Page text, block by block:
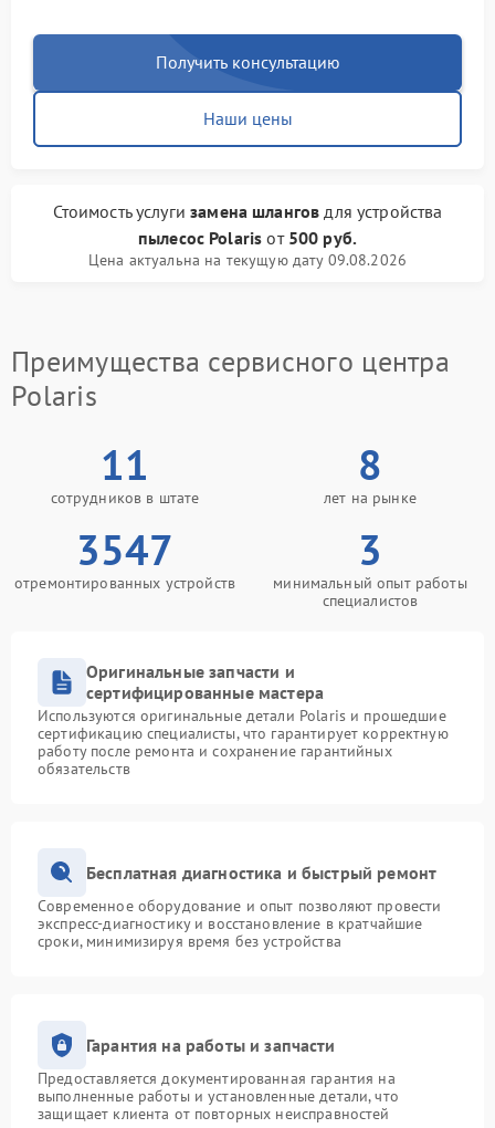
Получить консультацию
Наши цены
Стоимость услугизамена шлангов для устройства
пылесос Polaris от 500 руб.
Цена актуальна на текущую дату 09.08.2026
Преимущества сервисного центра
Polaris
11
сотрудников в штате
8
лет на рынке
3547
отремонтированных устройств
3
минимальный опыт работы
специалистов
Оригинальные запчасти и
сертифицированные мастера
Используются оригинальные детали Polaris и прошедшие
сертификацию специалисты, что гарантирует корректную
работу после ремонта и сохранение гарантийных
обязательств
Бесплатная диагностика и быстрый ремонт
Современное оборудование и опыт позволяют провести
экспресс-диагностику и восстановление в кратчайшие
сроки, минимизируя время без устройства
Гарантия на работы и запчасти
Предоставляется документированная гарантия на
выполненные работы и установленные детали, что
защищает клиента от повторных неисправностей